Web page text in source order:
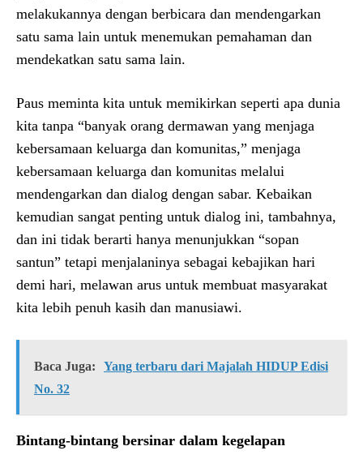
melakukannya dengan berbicara dan mendengarkan
satu sama lain untuk menemukan pemahaman dan
mendekatkan satu sama lain.
Paus meminta kita untuk memikirkan seperti apa dunia
kita tanpa “banyak orang dermawan yang menjaga
kebersamaan keluarga dan komunitas,” menjaga
kebersamaan keluarga dan komunitas melalui
mendengarkan dan dialog dengan sabar. Kebaikan
kemudian sangat penting untuk dialog ini, tambahnya,
dan ini tidak berarti hanya menunjukkan “sopan
santun” tetapi menjalaninya sebagai kebajikan hari
demi hari, melawan arus untuk membuat masyarakat
kita lebih penuh kasih dan manusiawi.
Baca Juga:
Yang terbaru dari Majalah HIDUP Edisi
No. 32
Bintang-bintang bersinar dalam kegelapan